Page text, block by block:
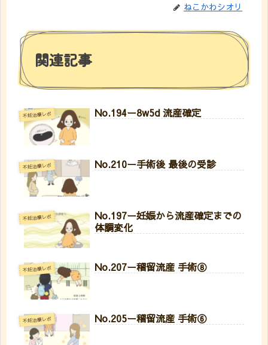
ねこかわシオリ
関連記事
不妊治療レポ No.194ー8w5d 流産確定
不妊治療レポ No.210ー手術後 最後の受診
不妊治療レポ
No.197ー妊娠から流産確定までの
体調変化
不妊治療レポ No.207ー稽留流産 手術⑧
不妊治療レポ No.205ー稽留流産 手術⑥